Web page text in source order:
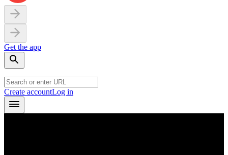
Get the app
Create accountLog in